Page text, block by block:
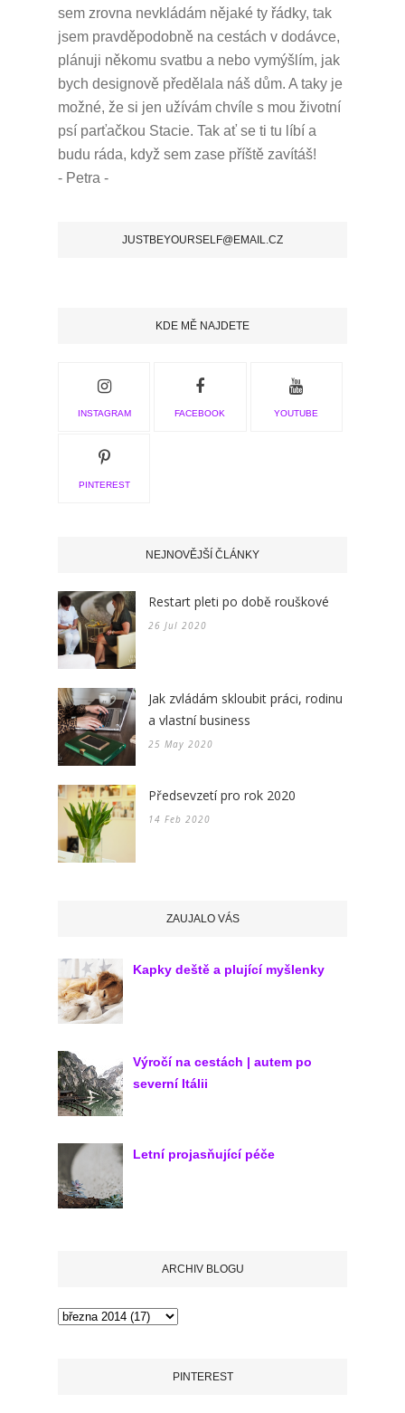
sem zrovna nevkládám nějaké ty řádky, tak
jsem pravděpodobně na cestách v dodávce,
plánuji někomu svatbu a nebo vymýšlím, jak
bych designově předělala náš dům. A taky je
možné, že si jen užívám chvíle s mou životní
psí parťačkou Stacie. Tak ať se ti tu líbí a
budu ráda, když sem zase příště zavítáš!
- Petra -
JUSTBEYOURSELF@EMAIL.CZ
KDE MĚ NAJDETE
INSTAGRAM FACEBOOK YOUTUBE
PINTEREST
NEJNOVĚJŠÍ ČLÁNKY
Restart pleti po době rouškové
26 Jul 2020
Jak zvládám skloubit práci, rodinu
a vlastní business
25 May 2020
Předsevzetí pro rok 2020
14 Feb 2020
ZAUJALO VÁS
Kapky deště a plující myšlenky
Výročí na cestách | autem po
severní Itálii
Letní projasňující péče
ARCHIV BLOGU
PINTEREST